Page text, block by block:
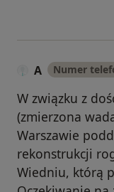
A Numer
W związku z
(zmierzona
Warszawie
rekonstrukcji
Wiedniu, którą